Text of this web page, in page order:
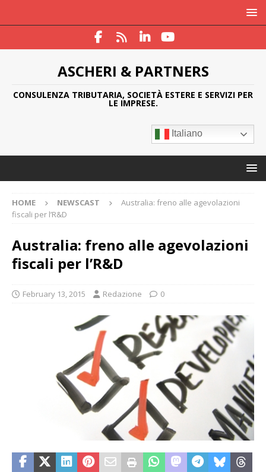
ASCHERI & PARTNERS
CONSULENZA TRIBUTARIA, SOCIETÀ ESTERE E SERVIZI PER
LE IMPRESE.
Italiano
HOME NEWSCAST
Australia: freno alle agevolazioni
fiscali per l’R&D
Australia: freno alle agevolazioni
fiscali per l’R&D
February 13, 2015 Redazione 0